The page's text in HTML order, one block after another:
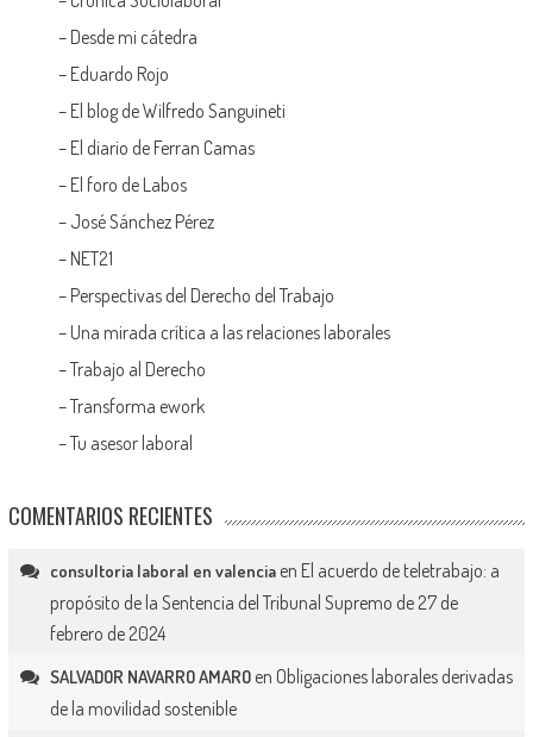
– Desde mi cátedra
– Eduardo Rojo
– El blog de Wilfredo Sanguineti
– El diario de Ferran Camas
– El foro de Labos
– José Sánchez Pérez
– NET21
– Perspectivas del Derecho del Trabajo
– Una mirada crítica a las relaciones laborales
–Trabajo al Derecho
–Transforma ework
–Tu asesor laboral
COMENTARIOS RECIENTES
consultoria laboral en valenciaen El acuerdo de teletrabajo: a
propósito de la Sentencia del Tribunal Supremo de 27 de
febrero de 2024
SALVADOR NAVARRO AMAROen Obligaciones laborales derivadas
de la movilidad sostenible